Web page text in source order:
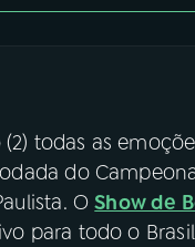
todas as
do
OShow de
para todo o